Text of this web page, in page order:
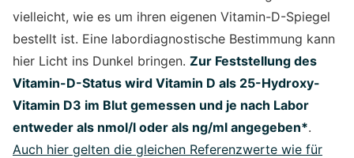
vielleicht, wie es um ihren eigenen Vitamin-D-Spiegel
bestellt ist. Eine labordiagnostische Bestimmung kann
hier Licht ins Dunkel bringen. Zur Feststellung des
Vitamin-D-Status wird Vitamin D als 25-Hydroxy-
Vitamin D3 im Blut gemessen und je nach Labor
entweder als nmol/l oder als ng/ml angegeben*.
Auch hier gelten die gleichen Referenzwerte wie für